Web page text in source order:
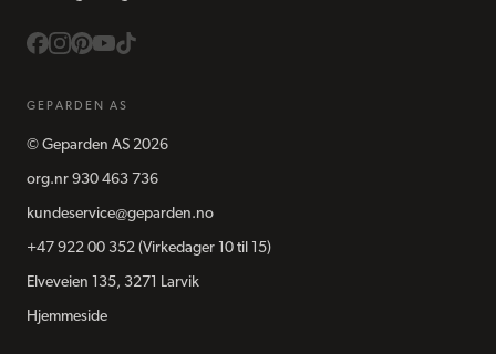
GEPARDEN AS
© Geparden AS 2026
org.nr 930 463 736
kundeservice@geparden.no
+47 922 00 352 (Virkedager 10 til 15)
Elveveien 135, 3271 Larvik
Hjemmeside